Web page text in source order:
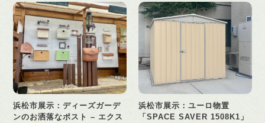
浜松市展示：ディーズガーデ
ンのお洒落なポスト – エクス
浜松市展示：ユーロ物置
「SPACE SAVER 1508K1」